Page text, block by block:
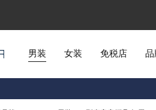
男装 女装 免税店 品